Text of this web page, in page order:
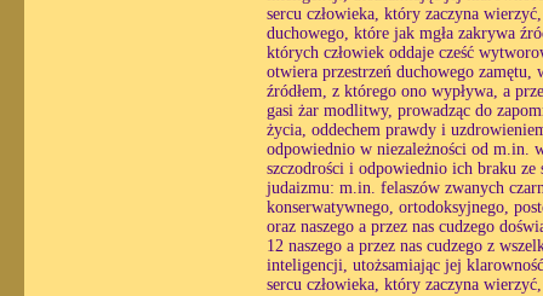
sercu człowieka, który zaczyna
duchowego, które jak mgła zakrywa
których człowiek oddaje cześć
otwiera przestrzeń duchowego zamętu,
źródłem, z którego ono wypływa, a
gasi żar modlitwy, prowadząc do
życia, oddechem prawdy i
odpowiednio w niezależności od m.in.
szczodrości i odpowiednio ich braku
judaizmu: m.in. felaszów zwanych
konserwatywnego, ortodoksyjnego,
oraz naszego a przez nas cudzego
12 naszego a przez nas cudzego z
inteligencji, utożsamiając jej
sercu człowieka, który zaczyna